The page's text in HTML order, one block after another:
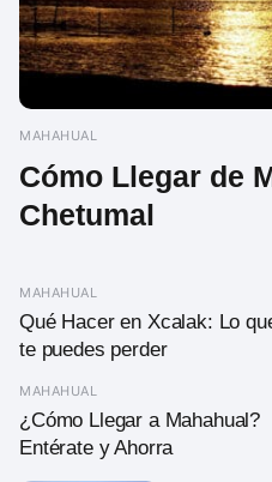
MAHAHUAL
Cómo Llegar de
Chetumal
MAHAHUAL
Qué Hacer en Xcalak: Lo
te puedes perder
MAHAHUAL
¿Cómo Llegar a Mahahual?
Entérate y Ahorra